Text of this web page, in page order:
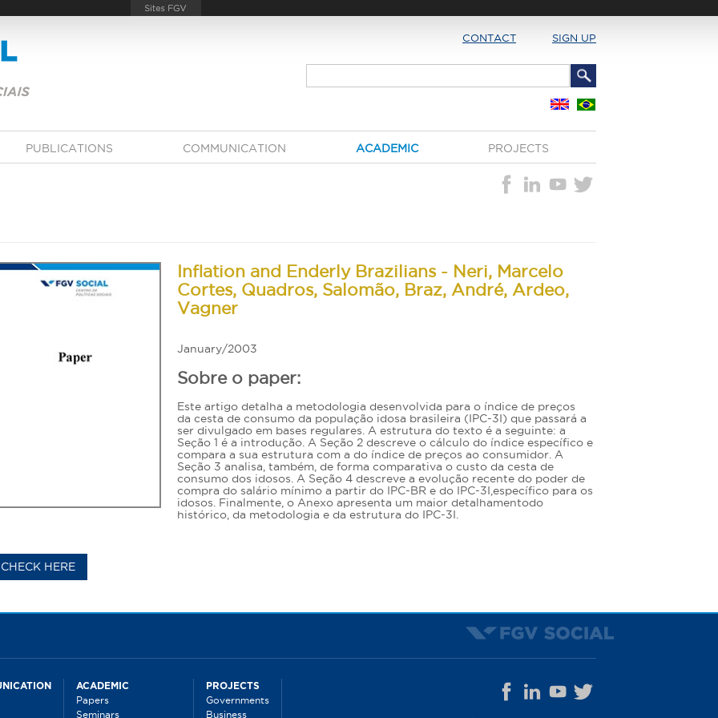
CONTACT SIGN UP
PUBLICATIONS COMMUNICATION ACADEMIC PROJECTS
Inflation and Enderly Brazilians - Neri, Marcelo
Cortes, Quadros, Salomão, Braz, André, Ardeo,
Vagner
January/2003
Sobre o paper:
Este artigo detalha a metodologia desenvolvida para o índice de preços
da cesta de consumo da população idosa brasileira (IPC-3I) que passará a
ser divulgado em bases regulares. A estrutura do texto é a seguinte: a
Seção 1 é a introdução. A Seção 2 descreve o cálculo do índice específico e
compara a sua estrutura com a do índice de preços ao consumidor. A
Seção 3 analisa, também, de forma comparativa o custo da cesta de
consumo dos idosos. A Seção 4 descreve a evolução recente do poder de
compra do salário mínimo a partir do IPC-BR e do IPC-3I,específico para os
idosos. Finalmente, o Anexo apresenta um maior detalhamentodo
histórico, da metodologia e da estrutura do IPC-3I.
CHECK HERE
ACADEMIC
Papers
Seminars
PROJECTS
Governments
Business